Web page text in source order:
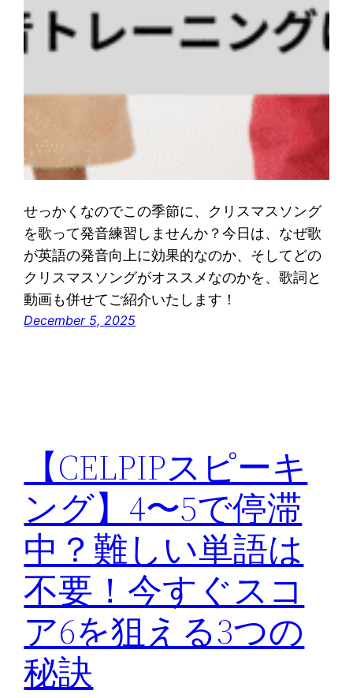
せっかくなのでこの季節に、クリスマスソング
を歌って発音練習しませんか？今日は、なぜ歌
が英語の発音向上に効果的なのか、そしてどの
クリスマスソングがオススメなのかを、歌詞と
動画も併せてご紹介いたします！
December 5, 2025
【CELPIPスピーキ
ング】4〜5で停滞
中？難しい単語は
不要！今すぐスコ
ア6を狙える3つの
秘訣